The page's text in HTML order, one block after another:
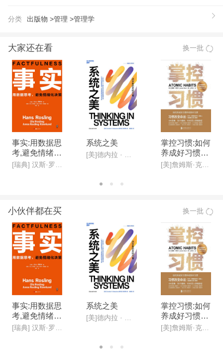
分类 出版物 >管理 >管理学
大家还在看 换一批
事实:用数据思
考,避免情绪化
决策(新版)
[瑞典] 汉斯·罗斯林, 欧拉·罗斯林,安娜·罗斯林·罗朗德
系统之美
[美]德内拉 · 梅多斯(Donella H· Meadows )
掌控习惯:如何
养成好习惯并
戒除坏习惯(新
[美]詹姆斯·克利尔,迩东晨/译
小伙伴都在买 换一批
事实:用数据思
考,避免情绪化
决策(新版)
系统之美
掌控习惯:如何
养成好习惯并
戒除坏习惯(新
[美]詹姆斯·克利尔,迩东晨/译